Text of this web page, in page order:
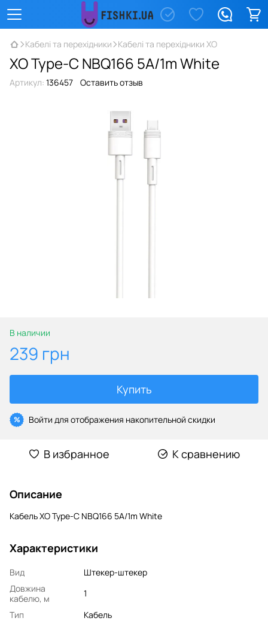
Кабелі та перехідники Кабелі та перехідники XO
XO Type-C NBQ166 5A/1m White
Артикул: 136457 Оставить отзыв
В наличии
239 грн
Купить
% Войти для отображения накопительной скидки
В избранное К сравнению
Описание
Кабель XO Type-C NBQ166 5A/1m White
Характеристики
Вид
Штекер-штекер
Довжина
кабелю, м
1
Тип
Кабель